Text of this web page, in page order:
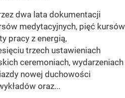
dwa lata dokumentacji
medytacyjnych, pięć kursów
pracy z energią,
trzech ustawieniach
ceremoniach, wydarzeniach
nowej duchowości
oraz...